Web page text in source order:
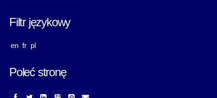
Filtr językowy
en fr pl
Poleć stronę